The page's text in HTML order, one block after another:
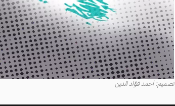
تصميم: أحمد فؤاد الدين